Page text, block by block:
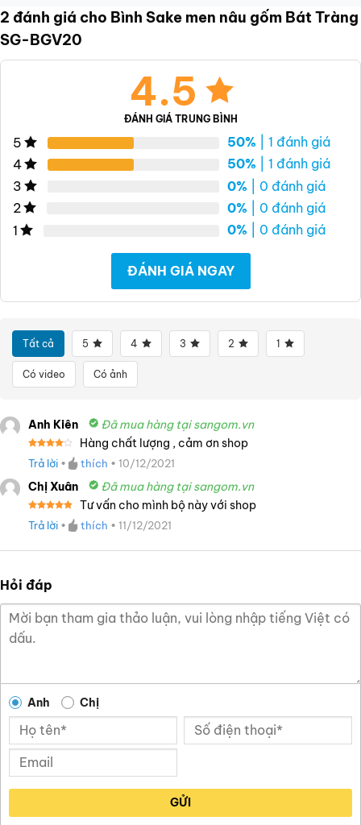
2 đánh giá cho Bình Sake men nâu gốm Bát Tràng
SG-BGV20
4.5
ĐÁNH GIÁ TRUNG BÌNH
5 50% | 1 đánh giá
4
50% | 1 đánh giá
3
0% | 0 đánh giá
2
0% | 0 đánh giá
1
0% | 0 đánh giá
ĐÁNH GIÁ NGAY
Tất cả 5 4 3 2 1
Có video Có ảnh
Anh Kiên Đã mua hàng tại sangom.vn
xếp
5 sao
Hàng chất lượng , cảm ơn shop
Trả lời • thích • 10/12/2021
Chị Xuân Đã mua hàng tại sangom.vn
hạng55
Tư vấn cho mình bộ này với shop
Trả lời • thích • 11/12/2021
Hỏi đáp
Anh Chị
GỬI